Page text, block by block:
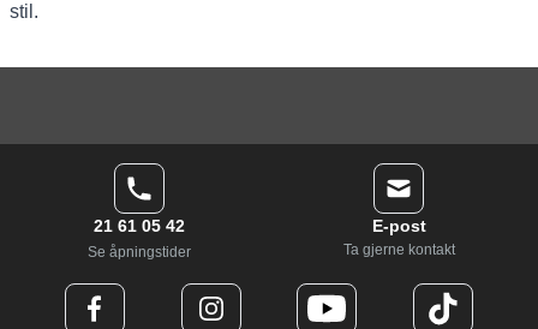
stil.
21 61 05 42
Se åpningstider
E-post
Ta gjerne kontakt